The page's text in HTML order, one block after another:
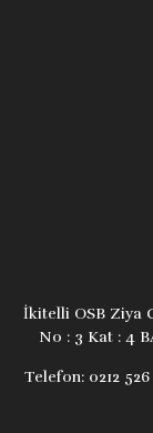
İkitelli OSB Ziya
No : 3 Kat : 4
Telefon:0212 526